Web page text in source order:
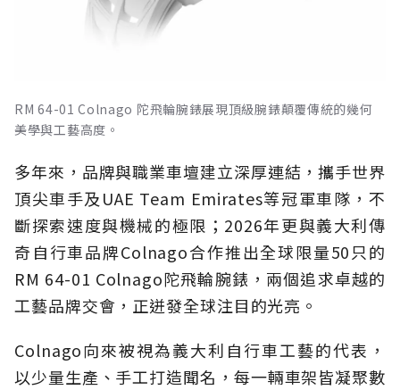
RM 64-01 Colnago 陀飛輪腕錶展現頂級腕錶顛覆傳統的幾何
美學與工藝高度。
多年來，品牌與職業車壇建立深厚連結，攜手世界
頂尖車手及UAE Team Emirates等冠軍車隊，不
斷探索速度與機械的極限；2026年更與義大利傳
奇自行車品牌Colnago合作推出全球限量50只的
RM 64-01 Colnago陀飛輪腕錶，兩個追求卓越的
工藝品牌交會，正迸發全球注目的光亮。
Colnago向來被視為義大利自行車工藝的代表，
以少量生產、手工打造聞名，每一輛車架皆凝聚數